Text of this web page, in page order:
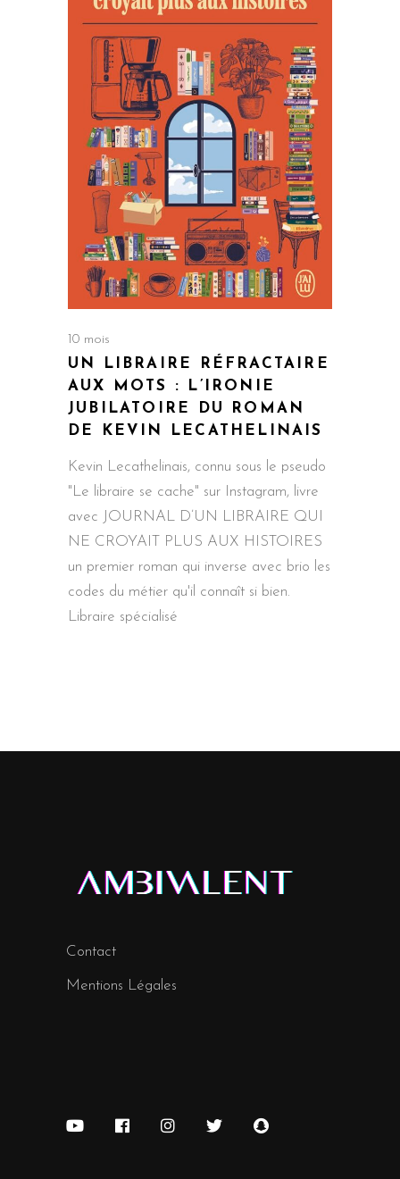
10 mois
UN LIBRAIRE RÉFRACTAIRE
AUX MOTS : L’IRONIE
JUBILATOIRE DU ROMAN
DE KEVIN LECATHELINAIS
Kevin Lecathelinais, connu sous le pseudo
"Le libraire se cache" sur Instagram, livre
avec JOURNAL D’UN LIBRAIRE QUI
NE CROYAIT PLUS AUX HISTOIRES
un premier roman qui inverse avec brio les
codes du métier qu'il connaît si bien.
Libraire spécialisé
Contact
Mentions Légales